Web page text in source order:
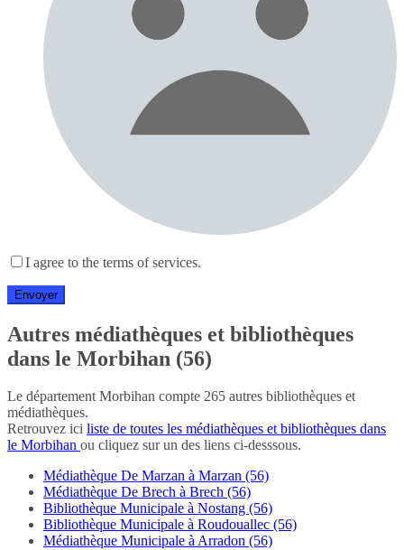
I agree to the terms of services.
Autres médiathèques et bibliothèques
dans le Morbihan (56)
Le département Morbihan compte 265 autres bibliothèques et
médiathèques.
Retrouvez ici liste de toutes les médiathèques et bibliothèques dans
le Morbihan ou cliquez sur un des liens ci-desssous.
Médiathèque De Marzan à Marzan (56)
Médiathèque De Brech à Brech (56)
Bibliothèque Municipale à Nostang (56)
Bibliothèque Municipale à Roudouallec (56)
Médiathèque Municipale à Arradon (56)